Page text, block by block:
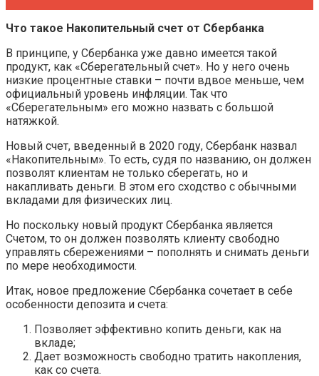
Что такое Накопительный счет от Сбербанка
В принципе, у Сбербанка уже давно имеется такой
продукт, как «Сберегательный счет». Но у него очень
низкие процентные ставки – почти вдвое меньше, чем
официальный уровень инфляции. Так что
«Сберегательным» его можно назвать с большой
натяжкой.
Новый счет, введенный в 2020 году, Сбербанк назвал
«Накопительным». То есть, судя по названию, он должен
позволят клиентам не только сберегать, но и
накапливать деньги. В этом его сходство с обычными
вкладами для физических лиц.
Но поскольку новый продукт Сбербанка является
Счетом, то он должен позволять клиенту свободно
управлять сбережениями – пополнять и снимать деньги
по мере необходимости.
Итак, новое предложение Сбербанка сочетает в себе
особенности депозита и счета:
Позволяет эффективно копить деньги, как на
вкладе;
Дает возможность свободно тратить накопления,
как со счета.